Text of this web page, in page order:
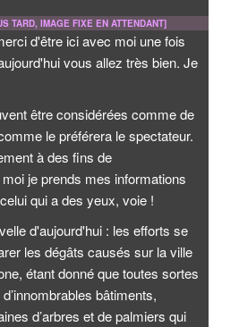
TARD, IMAGE FIXE EN ATTENDANT]
d'être ici avec moi une fois
vous allez très bien. Je
être considérées comme de
le préférera le spectateur.
à des fins de
je prends mes informations
qui a des yeux, voie !
d'aujourd'hui : les efforts se
les dégâts causés sur la ville
étant donné que toutes sortes
bâtiments,
d’arbres et de palmiers qui